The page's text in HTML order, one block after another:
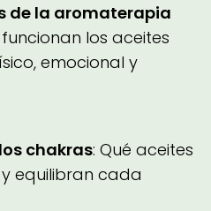
de la aromaterapia
los aceites
emocional y
chakras: Qué aceites
equilibran cada